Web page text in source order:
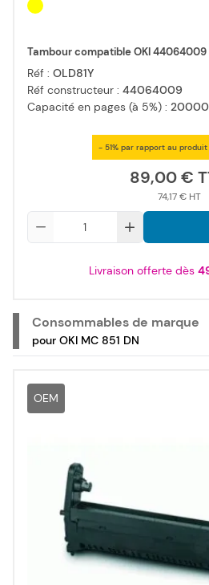
Tambour compatible OKI
Réf : OLD81Y
Réf constructeur : 44064009
Capacité en pages (à 5%) : 20000
- 51% par rapport au
89,00 €
74,17 €
Livraison offerte dès
Consommables de marque
pour OKI MC 851 DN
OEM